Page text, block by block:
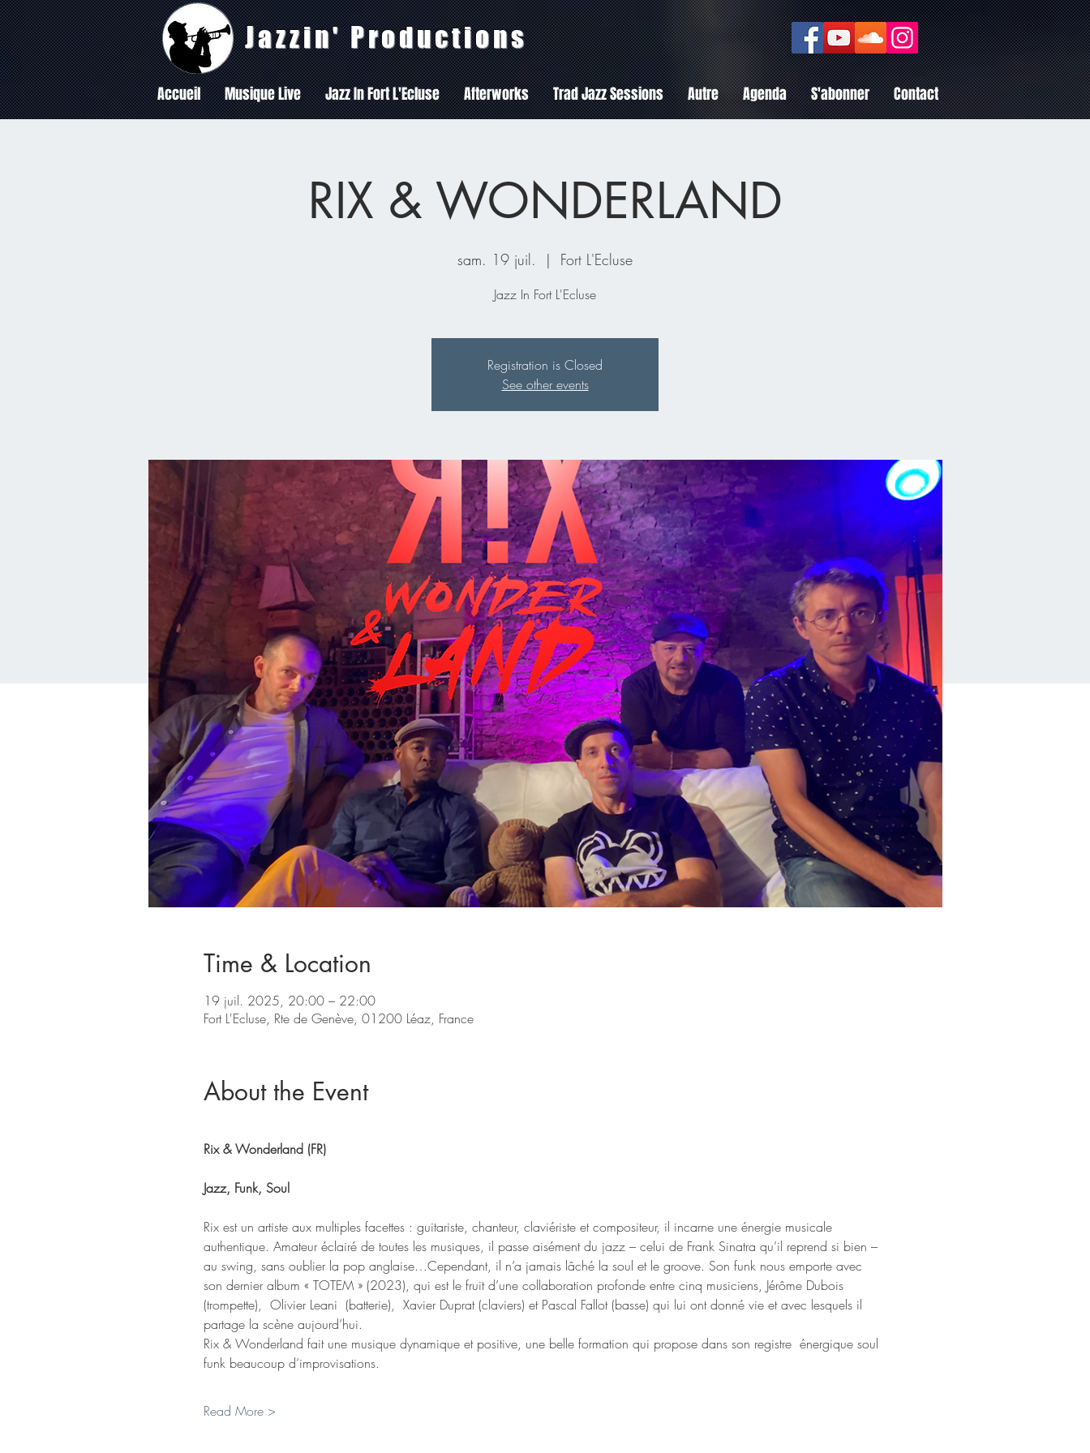
Jazzin' Productions
Accueil Musique Live Jazz In Fort L'Ecluse Afterworks Trad Jazz Sessions Autre Agenda S'abonner Contact
RIX & WONDERLAND
sam. 19 juil.
  |
Fort L'Ecluse
Jazz In Fort L'Ecluse
Registration is Closed
See other events
Time & Location
19 juil. 2025, 20:00 – 22:00
Fort L'Ecluse, Rte de Genève, 01200 Léaz, France
About the Event
Rix & Wonderland (FR)
Jazz, Funk, Soul
Rix est un artiste aux multiples facettes : guitariste, chanteur, claviériste et compositeur, il incarne une énergie musicale
authentique. Amateur éclairé de toutes les musiques, il passe aisément du jazz – celui de Frank Sinatra qu’il reprend si bien –
au swing, sans oublier la pop anglaise…Cependant, il n’a jamais lâché la soul et le groove. Son funk nous emporte avec
son dernier album « TOTEM » (2023), qui est le fruit d’une collaboration profonde entre cinq musiciens, Jérôme Dubois
(trompette),  Olivier Leani  (batterie),  Xavier Duprat (claviers) et Pascal Fallot (basse) qui lui ont donné vie et avec lesquels il
partage la scène aujourd’hui.
Rix & Wonderland fait une musique dynamique et positive, une belle formation qui propose dans son registre  énergique soul
funk beaucoup d’improvisations.
Read More >